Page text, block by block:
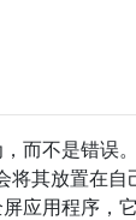
而不是错误
将其放置在
应用程序，